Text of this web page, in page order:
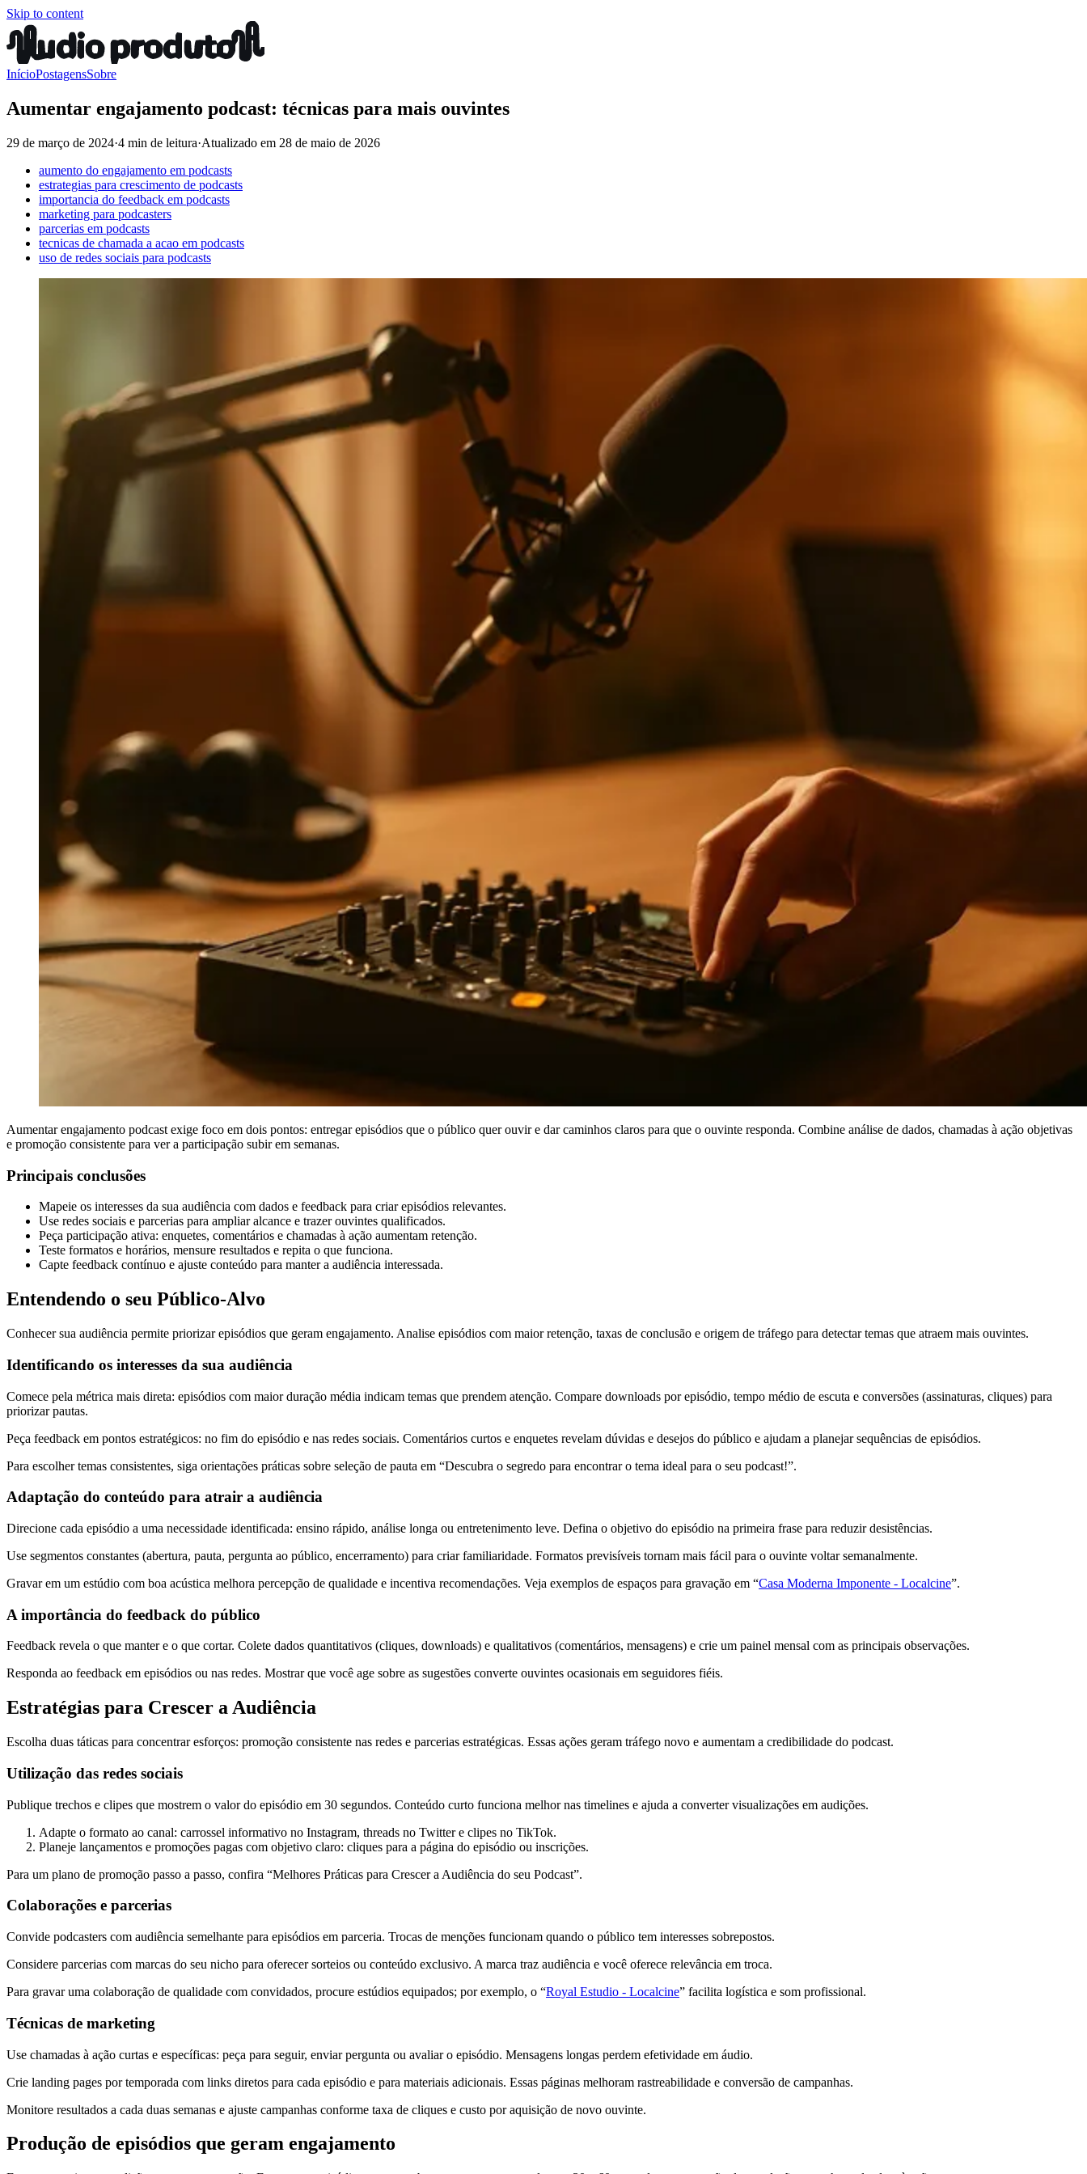
Skip to content
InícioPostagensSobre
Aumentar engajamento podcast: técnicas para mais ouvintes
29 de março de 2024·4 min de leitura·Atualizado em 28 de maio de 2026
aumento do engajamento em podcasts
estrategias para crescimento de podcasts
importancia do feedback em podcasts
marketing para podcasters
parcerias em podcasts
tecnicas de chamada a acao em podcasts
uso de redes sociais para podcasts
Aumentar engajamento podcast exige foco em dois pontos: entregar episódios que o público quer ouvir e dar caminhos claros para que o ouvinte responda. Combine análise de dados, chamadas à ação objetivas
e promoção consistente para ver a participação subir em semanas.
Principais conclusões
Mapeie os interesses da sua audiência com dados e feedback para criar episódios relevantes.
Use redes sociais e parcerias para ampliar alcance e trazer ouvintes qualificados.
Peça participação ativa: enquetes, comentários e chamadas à ação aumentam retenção.
Teste formatos e horários, mensure resultados e repita o que funciona.
Capte feedback contínuo e ajuste conteúdo para manter a audiência interessada.
Entendendo o seu Público-Alvo
Conhecer sua audiência permite priorizar episódios que geram engajamento. Analise episódios com maior retenção, taxas de conclusão e origem de tráfego para detectar temas que atraem mais ouvintes.
Identificando os interesses da sua audiência
Comece pela métrica mais direta: episódios com maior duração média indicam temas que prendem atenção. Compare downloads por episódio, tempo médio de escuta e conversões (assinaturas, cliques) para
priorizar pautas.
Peça feedback em pontos estratégicos: no fim do episódio e nas redes sociais. Comentários curtos e enquetes revelam dúvidas e desejos do público e ajudam a planejar sequências de episódios.
Para escolher temas consistentes, siga orientações práticas sobre seleção de pauta em “Descubra o segredo para encontrar o tema ideal para o seu podcast!”.
Adaptação do conteúdo para atrair a audiência
Direcione cada episódio a uma necessidade identificada: ensino rápido, análise longa ou entretenimento leve. Defina o objetivo do episódio na primeira frase para reduzir desistências.
Use segmentos constantes (abertura, pauta, pergunta ao público, encerramento) para criar familiaridade. Formatos previsíveis tornam mais fácil para o ouvinte voltar semanalmente.
Gravar em um estúdio com boa acústica melhora percepção de qualidade e incentiva recomendações. Veja exemplos de espaços para gravação em “Casa Moderna Imponente - Localcine”.
A importância do feedback do público
Feedback revela o que manter e o que cortar. Colete dados quantitativos (cliques, downloads) e qualitativos (comentários, mensagens) e crie um painel mensal com as principais observações.
Responda ao feedback em episódios ou nas redes. Mostrar que você age sobre as sugestões converte ouvintes ocasionais em seguidores fiéis.
Estratégias para Crescer a Audiência
Escolha duas táticas para concentrar esforços: promoção consistente nas redes e parcerias estratégicas. Essas ações geram tráfego novo e aumentam a credibilidade do podcast.
Utilização das redes sociais
Publique trechos e clipes que mostrem o valor do episódio em 30 segundos. Conteúdo curto funciona melhor nas timelines e ajuda a converter visualizações em audições.
Adapte o formato ao canal: carrossel informativo no Instagram, threads no Twitter e clipes no TikTok.
Planeje lançamentos e promoções pagas com objetivo claro: cliques para a página do episódio ou inscrições.
Para um plano de promoção passo a passo, confira “Melhores Práticas para Crescer a Audiência do seu Podcast”.
Colaborações e parcerias
Convide podcasters com audiência semelhante para episódios em parceria. Trocas de menções funcionam quando o público tem interesses sobrepostos.
Considere parcerias com marcas do seu nicho para oferecer sorteios ou conteúdo exclusivo. A marca traz audiência e você oferece relevância em troca.
Para gravar uma colaboração de qualidade com convidados, procure estúdios equipados; por exemplo, o “Royal Estudio - Localcine” facilita logística e som profissional.
Técnicas de marketing
Use chamadas à ação curtas e específicas: peça para seguir, enviar pergunta ou avaliar o episódio. Mensagens longas perdem efetividade em áudio.
Crie landing pages por temporada com links diretos para cada episódio e para materiais adicionais. Essas páginas melhoram rastreabilidade e conversão de campanhas.
Monitore resultados a cada duas semanas e ajuste campanhas conforme taxa de cliques e custo por aquisição de novo ouvinte.
Produção de episódios que geram engajamento